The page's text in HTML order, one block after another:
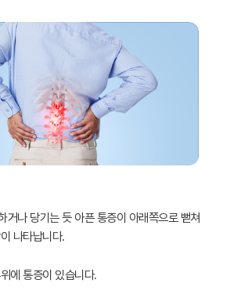
거나 당기는 듯 아픈 통증이 아래쪽으로 뻗쳐
나타납니다.
에 통증이 있습니다.